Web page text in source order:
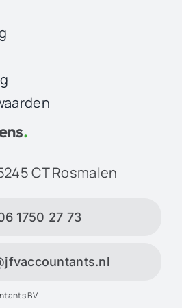
.
CT Rosmalen
1750 27 73
BV